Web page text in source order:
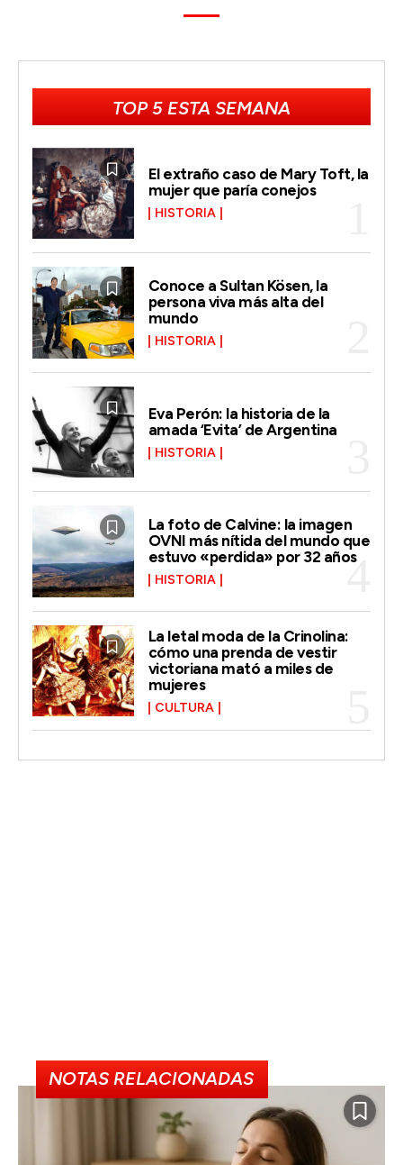
TOP 5 ESTA SEMANA
El extraño caso de Mary Toft, la
mujer que paría conejos
HISTORIA
Conoce a Sultan Kösen, la
persona viva más alta del
mundo
HISTORIA
Eva Perón: la historia de la
amada ‘Evita’ de Argentina
HISTORIA
La foto de Calvine: la imagen
OVNI más nítida del mundo que
estuvo «perdida» por 32 años
HISTORIA
La letal moda de la Crinolina:
cómo una prenda de vestir
victoriana mató a miles de
mujeres
CULTURA
NOTAS RELACIONADAS